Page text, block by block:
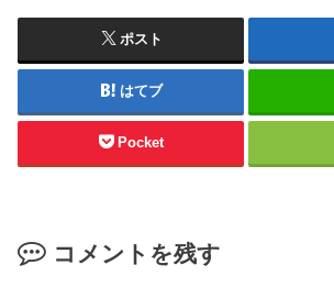
ポスト
はてブ
Pocket
コメントを残す